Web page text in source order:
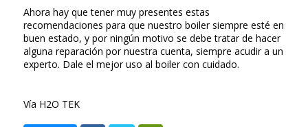
Ahora hay que tener muy presentes estas
recomendaciones para que nuestro boiler siempre esté en
buen estado, y por ningún motivo se debe tratar de hacer
alguna reparación por nuestra cuenta, siempre acudir a un
experto. Dale el mejor uso al boiler con cuidado.
Vía H2O TEK